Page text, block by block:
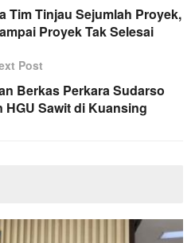
Tim Tinjau Sejumlah Proyek,
Proyek Tak Selesai
Post
Berkas Perkara Sudarso
HGU Sawit di Kuansing